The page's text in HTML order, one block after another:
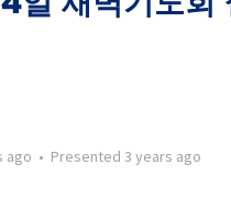
ago • Presented 3 years ago